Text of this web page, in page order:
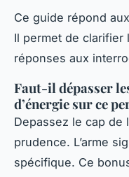
Ce guide répond
Il permet de clarifier
réponses aux
Faut-il dépasser
d’énergie sur ce
Depassez le cap de
prudence. L’arme
spécifique. Ce